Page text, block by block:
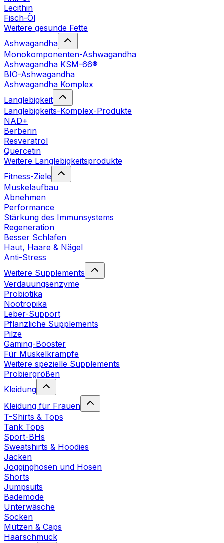
Lecithin
Fisch-Öl
Weitere gesunde Fette
Ashwagandha
Monokomponenten-Ashwagandha
Ashwagandha KSM-66®
BIO-Ashwagandha
Ashwagandha Komplex
Langlebigkeit
Langlebigkeits-Komplex-Produkte
NAD+
Berberin
Resveratrol
Quercetin
Weitere Langlebigkeitsprodukte
Fitness-Ziele
Muskelaufbau
Abnehmen
Performance
Stärkung des Immunsystems
Regeneration
Besser Schlafen
Haut, Haare & Nägel
Anti-Stress
Weitere Supplements
Verdauungsenzyme
Probiotika
Nootropika
Leber-Support
Pflanzliche Supplements
Pilze
Gaming-Booster
Für Muskelkrämpfe
Weitere spezielle Supplements
Probiergrößen
Kleidung
Kleidung für Frauen
T-Shirts & Tops
Tank Tops
Sport-BHs
Sweatshirts & Hoodies
Jacken
Jogginghosen und Hosen
Shorts
Jumpsuits
Bademode
Unterwäsche
Socken
Mützen & Caps
Haarschmuck